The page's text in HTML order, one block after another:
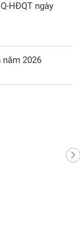
HĐQT ngày
2026